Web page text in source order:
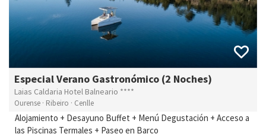
Especial Verano Gastronómico (2 Noches)
Laias Caldaria Hotel Balneario ****
Ourense · Ribeiro · Cenlle
Alojamiento + Desayuno Buffet + Menú Degustación + Acceso a
las Piscinas Termales + Paseo en Barco